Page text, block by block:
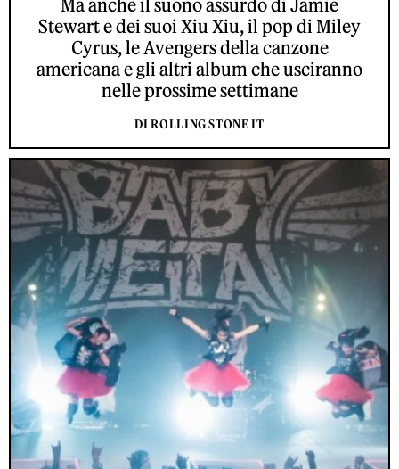
Ma anche il suono assurdo di Jamie
Stewart e dei suoi Xiu Xiu, il pop di Miley
Cyrus, le Avengers della canzone
americana e gli altri album che usciranno
nelle prossime settimane
DI ROLLING STONE IT